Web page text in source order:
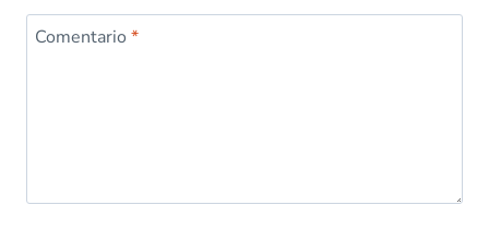
Comentario *